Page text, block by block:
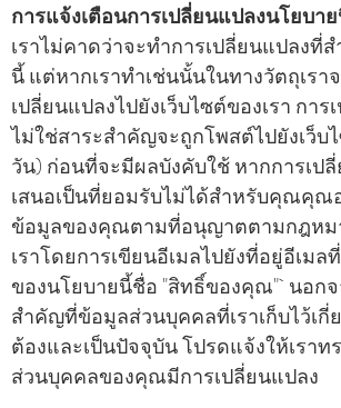
การแจ้งเตือนการเปลี่ยนแปลงนโยบา
เราไม่คาดว่าจะทําการเปลี่ยนแปลงที่
นี้ แต่หากเราทําเช่นนั้นในทางวัตถุเรา
เปลี่ยนแปลงไปยังเว็บไซต์ของเรา กา
ไม่ใช่สาระสําคัญจะถูกโพสต์ไปยังเว็บ
วัน) ก่อนที่จะมีผลบังคับใช้ หากการเป
เสนอเป็นที่ยอมรับไม่ได้สําหรับคุณคุณ
ข้อมูลของคุณตามที่อนุญาตตามกฎหม
เราโดยการเขียนอีเมลไปยังที่อยู่อีเมล
ของนโยบายนี้ชื่อ "สิทธิ์ของคุณ" นอกจ
สําคัญที่ข้อมูลส่วนบุคคลที่เราเก็บไว้เ
ต้องและเป็นปัจจุบัน โปรดแจ้งให้เรา
ส่วนบุคคลของคุณมีการเปลี่ยนแปลง